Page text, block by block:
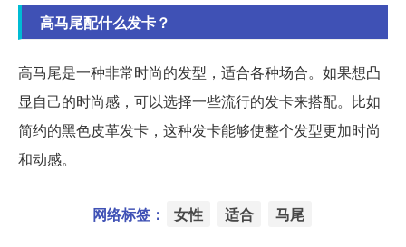
高马尾配什么发卡？
高马尾是一种非常时尚的发型，适合各种场合。如果想凸
显自己的时尚感，可以选择一些流行的发卡来搭配。比如
简约的黑色皮革发卡，这种发卡能够使整个发型更加时尚
和动感。
网络标签： 女性 适合 马尾